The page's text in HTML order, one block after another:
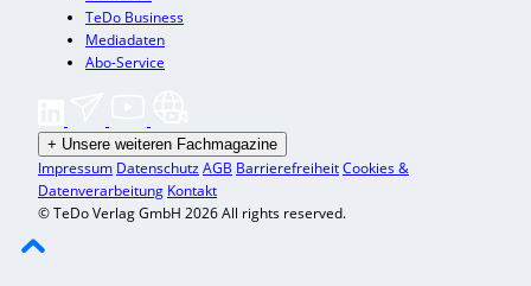
TeDo Business
Mediadaten
Abo-Service
+ Unsere weiteren Fachmagazine
Impressum DatenschutzAGB BarrierefreiheitCookies &
Datenverarbeitung Kontakt
© TeDo Verlag GmbH 2026 All rights reserved.